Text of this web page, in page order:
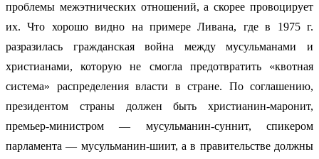
проблемы межэтнических отношений, а скорее провоцирует
их. Что хорошо видно на примере Ливана, где в 1975 г.
разразилась гражданская война между мусульманами и
христианами, которую не смогла предотвратить «квотная
система» распределения власти в стране. По соглашению,
президентом страны должен быть христианин-маронит,
премьер-министром — мусульманин-суннит, спикером
парламента — мусульманин-шиит, а в правительстве должны